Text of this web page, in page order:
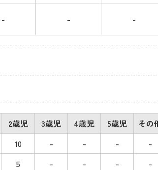
- - -
2歳児 3歳児 4歳児 5歳児
その
10 - - -
-
5 - - -
-